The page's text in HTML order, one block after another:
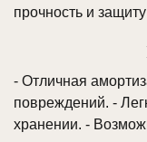
прочность и
- Отличная
повреждений. -
хранении. -